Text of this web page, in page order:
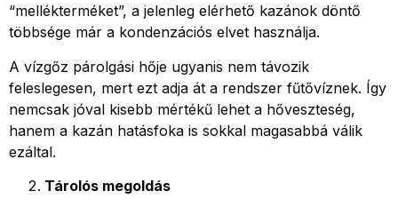
“mellékterméket”, a jelenleg elérhető kazánok döntő
többsége már a kondenzációs elvet használja.
A vízgőz párolgási hője ugyanis nem távozik
feleslegesen, mert ezt adja át a rendszer fűtővíznek. Így
nemcsak jóval kisebb mértékű lehet a hőveszteség,
hanem a kazán hatásfoka is sokkal magasabbá válik
ezáltal.
Tárolós megoldás